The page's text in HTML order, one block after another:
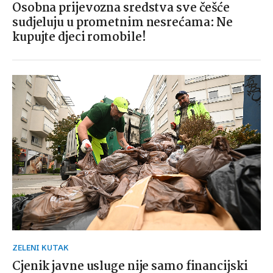
Osobna prijevozna sredstva sve češće
sudjeluju u prometnim nesrećama: Ne
kupujte djeci romobile!
ZELENI KUTAK
Cjenik javne usluge nije samo financijski